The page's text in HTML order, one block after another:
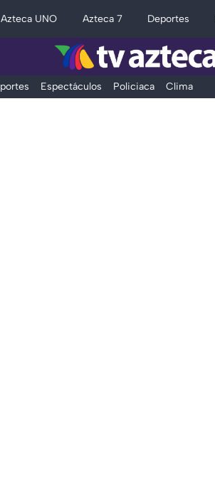
Azteca UNO Azteca 7 Deportes
Espectáculos Policiaca Clima